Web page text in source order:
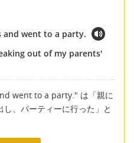
and went to a party.
out of my parents'
went to a party." は「親に
、パーティーに行った」と